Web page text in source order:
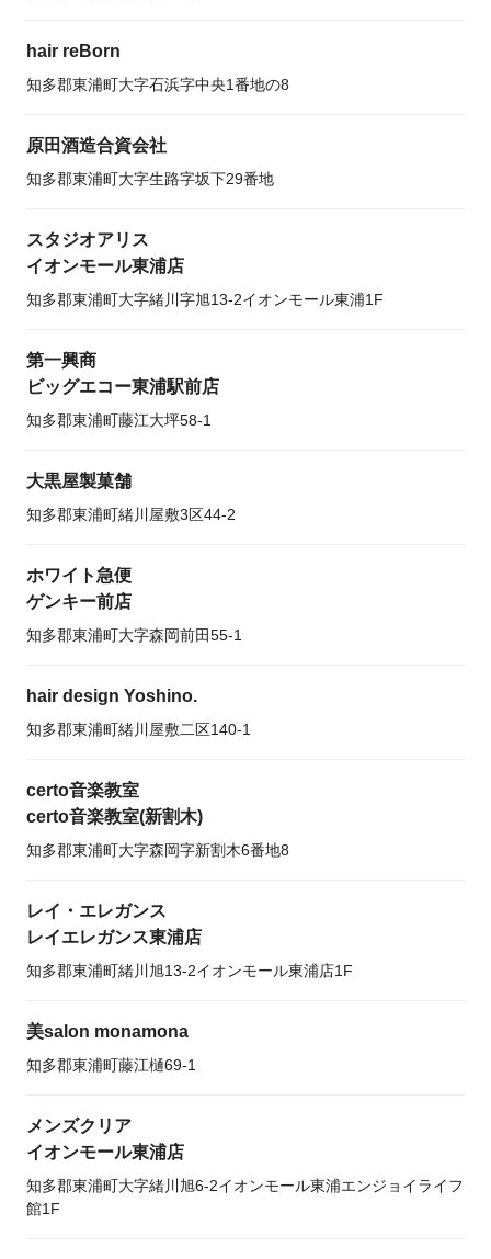
hair reBorn
知多郡東浦町大字石浜字中央1番地の8
原田酒造合資会社
知多郡東浦町大字生路字坂下29番地
スタジオアリス
イオンモール東浦店
知多郡東浦町大字緒川字旭13-2イオンモール東浦1F
第一興商
ビッグエコー東浦駅前店
知多郡東浦町藤江大坪58-1
大黒屋製菓舗
知多郡東浦町緒川屋敷3区44-2
ホワイト急便
ゲンキー前店
知多郡東浦町大字森岡前田55-1
hair design Yoshino.
知多郡東浦町緒川屋敷二区140-1
certo音楽教室
certo音楽教室(新割木)
知多郡東浦町大字森岡字新割木6番地8
レイ・エレガンス
レイエレガンス東浦店
知多郡東浦町緒川旭13-2イオンモール東浦店1F
美salon monamona
知多郡東浦町藤江樋69-1
メンズクリア
イオンモール東浦店
知多郡東浦町大字緒川旭6-2イオンモール東浦エンジョイライフ
館1F